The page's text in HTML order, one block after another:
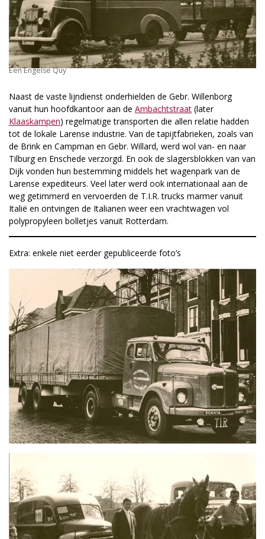
Een Engelse Quy
Naast de vaste lijndienst onderhielden de Gebr. Willenborg
vanuit hun hoofdkantoor aan de Ambachtstraat (later
Klaaskampen) regelmatige transporten die allen relatie hadden
tot de lokale Larense industrie. Van de tapijtfabrieken, zoals van
de Brink en Campman en Gebr. Willard, werd wol van- en naar
Tilburg en Enschede verzorgd. En ook de slagersblokken van van
Dijk vonden hun bestemming middels het wagenpark van de
Larense expediteurs. Veel later werd ook internationaal aan de
weg getimmerd en vervoerden de T.I.R. trucks marmer vanuit
Italië en ontvingen de Italianen weer een vrachtwagen vol
polypropyleen bolletjes vanuit Rotterdam.
Extra: enkele niet eerder gepubliceerde foto’s